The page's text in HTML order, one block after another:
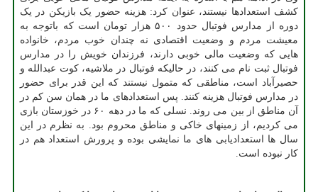
کشف استعدادها نیستند، عنوان کرد: هزینه حضور یک بازیکن در یک
دوره از مدارس فوتبال حدود ۵۰۰ هزار تومان است که باتوجه به
معیشت مردم و وضعیت اقتصادی نه چندان خوب مردم، خانواده
هایی که وضعیت مالی خوبی دارند، فرزندان خویش را در مدارس
فوتبال ثبت نام می کنند، در حالیکه فوتبال در ملاشیه، کوت عبدالله و
حصیرآباد است، مناطقی که متمول نیستند که این قدر برای حضور
در مدارس فوتبال هزینه کنند. پس استعدادهای ما در همان سن کم در
آن مناطق از بین می روند. نسلی که ما در دهه ۶۰ در خوزستان بازی
می کردیم، از زمینهای خاکی و مناطق محروم بود. به نظرم در این
سال ها استعدادیابی های ما نمایشی بوده و پرورش استعداد هم در
کار نبوده است.